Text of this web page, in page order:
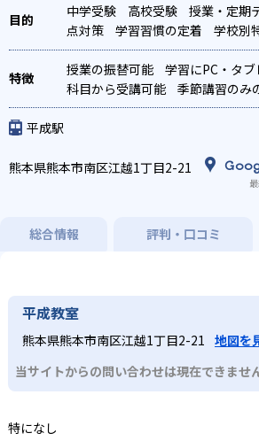
中学受験 高校受験 授業・定期
点対策
学習習慣の定着 学校別
(英語検定)対策
漢検(漢字検定)
策
英語・英会話特化対策 その
授業の振替可能 学習にPC・タ
科目から受講可能
季節講習のみ
平成駅
熊本県熊本市南区江越1丁目2-21
総合情報 評判・口コミ
平成教室
熊本県熊本市南区江越1丁目2-21 地図を
当サイトからの問い合わせは現在できませ
特になし